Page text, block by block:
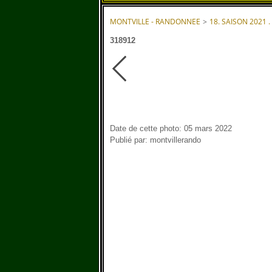
MONTVILLE - RANDONNEE > 18. SAISON 2021
318912
Date de cette photo: 05 mars 2022
Publié par: montvillerando